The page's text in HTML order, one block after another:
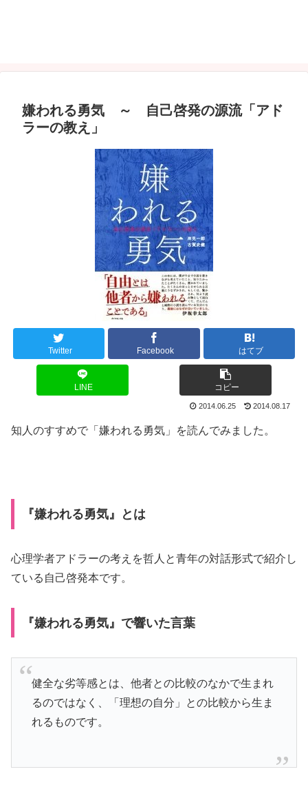
嫌われる勇気 ～ 自己啓発の源流「アド
ラーの教え」
Twitter Facebook はてブ
LINE コピー
2014.06.25 2014.08.17
知人のすすめで「嫌われる勇気」を読んでみました。
『嫌われる勇気』とは
心理学者アドラーの考えを哲人と青年の対話形式で紹介し
ている自己啓発本です。
『嫌われる勇気』で響いた言葉
健全な劣等感とは、他者との比較のなかで生まれ
るのではなく、「理想の自分」との比較から生ま
れるものです。